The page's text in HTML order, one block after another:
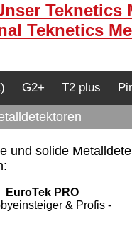
Teknetics
Teknetics
G2+ T2 plus
und solide
EuroTek PRO
& Profis -